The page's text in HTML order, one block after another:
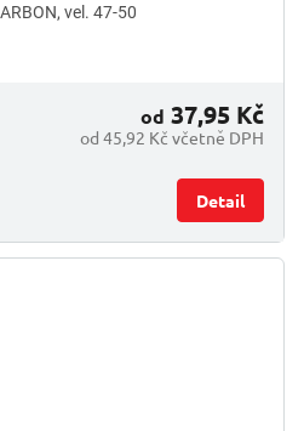
vel. 47-50
od 45,92 Kč včetně DPH
od 37,95 Kč
Detail